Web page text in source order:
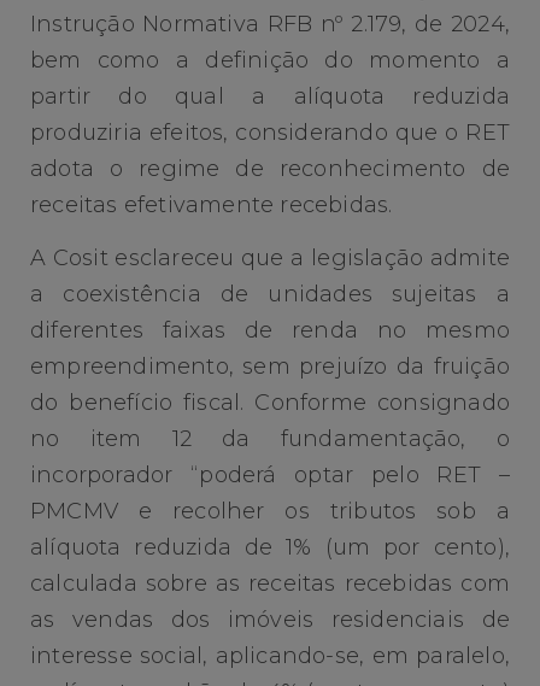
Instrução Normativa RFB nº 2.179, de 2024,
bem como a definição do momento a
partir do qual a alíquota reduzida
produziria efeitos, considerando que o RET
adota o regime de reconhecimento de
receitas efetivamente recebidas.
A Cosit esclareceu que a legislação admite
a coexistência de unidades sujeitas a
diferentes faixas de renda no mesmo
empreendimento, sem prejuízo da fruição
do benefício fiscal. Conforme consignado
no item 12 da fundamentação, o
incorporador “poderá optar pelo RET –
PMCMV e recolher os tributos sob a
alíquota reduzida de 1% (um por cento),
calculada sobre as receitas recebidas com
as vendas dos imóveis residenciais de
interesse social, aplicando-se, em paralelo,